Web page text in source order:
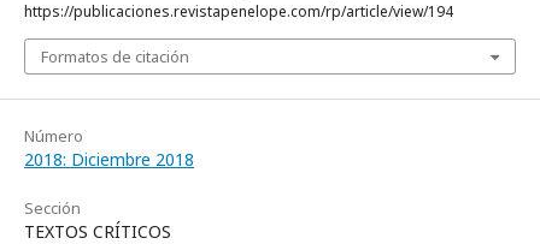
https://publicaciones.revistapenelope.com/rp/article/view/194
Formatos de citación
Número
2018: Diciembre 2018
Sección
TEXTOS CRÍTICOS